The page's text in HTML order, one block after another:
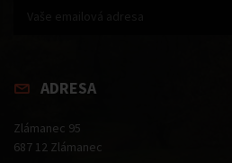
ADRESA
Zlámanec 95
687 12 Zlámanec